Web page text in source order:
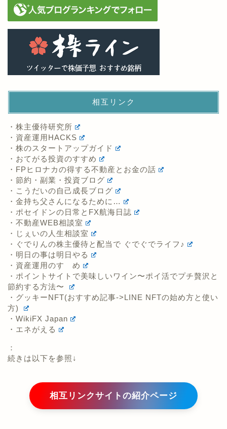
相互リンク
・株主優待研究所
・資産運用HACKS
・株のスタートアップガイド
・おてがる投資のすすめ
・FPヒロナカの得する不動産とお金の話
・節約・副業・投資ブログ
・こうだいの自己成長ブログ
・金持ち父さんになるために…
・ポセイドンの日常とFX航海日誌
・不動産WEB相談室
・じぇいの人生相談室
・ぐでりんの株主優待と配当で ぐでぐでライフ♪
・明日の事は明日やる
・資産運用のすゝめ
・ポイントサイトで美味しいワイン〜ポイ活でプチ贅沢と
節約する方法〜
・グッキーNFT(おすすめ記事->LINE NFTの始め方と使い
方)
・WikiFX Japan
・エネがえる
：
続きは以下を参照↓
相互リンクサイトの紹介ページ